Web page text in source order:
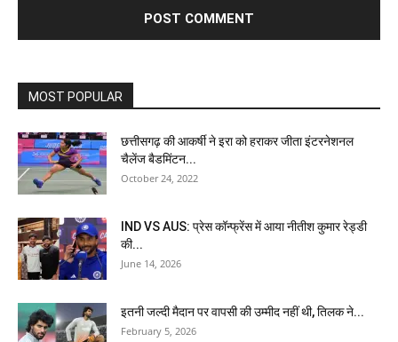
MOST POPULAR
छत्तीसगढ़ की आकर्षी ने इरा को हराकर जीता इंटरनेशनल
चैलेंज बैडमिंटन...
October 24, 2022
IND VS AUS: प्रेस कॉन्फ्रेंस में आया नीतीश कुमार रेड्डी
की...
June 14, 2026
इतनी जल्दी मैदान पर वापसी की उम्मीद नहीं थी, तिलक ने...
February 5, 2026